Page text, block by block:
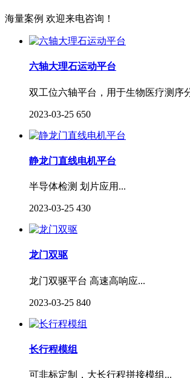
海量案例 欢迎来电咨询！
六轴大理石运动平台
双工位六轴平台，用于生物医疗测序
2023-03-25 650
静龙门直线电机平台
半导体检测 划片应用...
2023-03-25 430
龙门双驱
龙门双驱平台 高速高响应...
2023-03-25 840
长行程模组
可非标定制，大长行程拼接模组...